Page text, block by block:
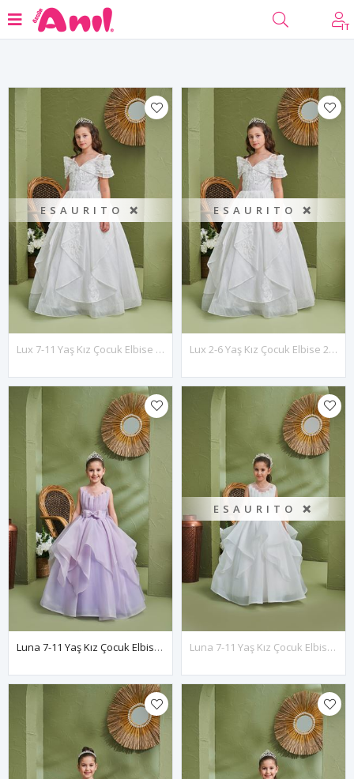
IT
Filtro
ESAURITO ❌
Lux 7-11 Yaş Kız Çocuk Elbise 30198 Kırık Beyaz
ESAURITO ❌
Lux 2-6 Yaş Kız Çocuk Elbise 20198 Kırık Beyaz
Luna 7-11 Yaş Kız Çocuk Elbise 30167 Lila
ESAURITO ❌
Luna 7-11 Yaş Kız Çocuk Elbise 30167 Kırık Beyaz